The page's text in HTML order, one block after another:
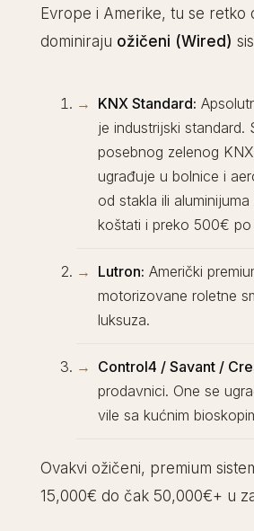
Evrope i Amerike, tu se retko
dominiraju ožičeni (Wired)
KNX Standard:
je industrijski standard.
posebnog zelenog
ugrađuje u bolnice i
od stakla ili
koštati i preko 500€ po
Lutron: Američki
motorizovane roletne
luksuza.
Control4 / Savant /
prodavnici. One se
vile sa kućnim
Ovakvi ožičeni, premium
15,000€ do čak 50,000€+ u